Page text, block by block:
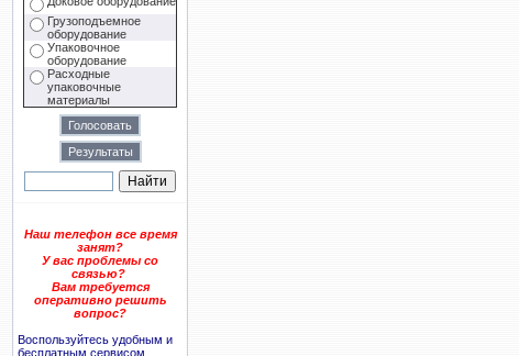
Грузоподъемное
оборудование
Упаковочное
оборудование
Расходные
упаковочные
материалы
Наш телефон все время
занят?
У вас проблемы со
связью?
Вам требуется
оперативно решить
вопрос?
Воспользуйтесь удобным и
бесплатным сервисом